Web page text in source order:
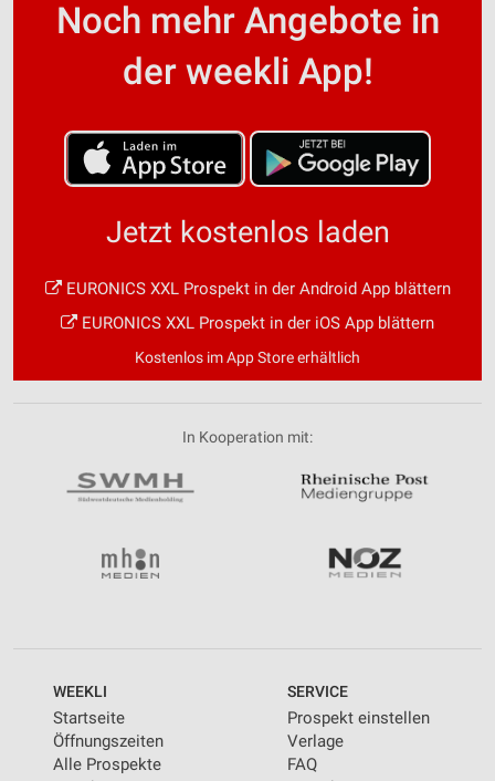
Noch mehr Angebote in
der weekli App!
Jetzt kostenlos laden
EURONICS XXL Prospekt in der Android App blättern
EURONICS XXL Prospekt in der iOS App blättern
Kostenlos im App Store erhältlich
In Kooperation mit:
WEEKLI
Startseite
Öffnungszeiten
Alle Prospekte
SERVICE
Prospekt einstellen
Verlage
FAQ